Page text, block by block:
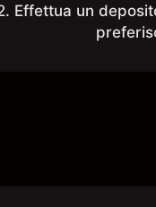
Effettua un